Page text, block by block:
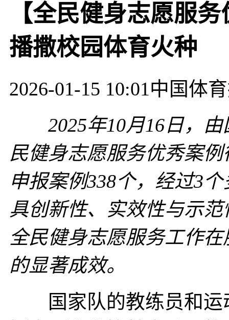
【全民健身志愿服
播撒校园体育火种
2026-01-15 10:01中国体
2025年10月16日，由
民健身志愿服务优秀案
申报案例338个，经过3
具创新性、实效性与示
全民健身志愿服务工作
的显著成效。
国家队的教练员和运